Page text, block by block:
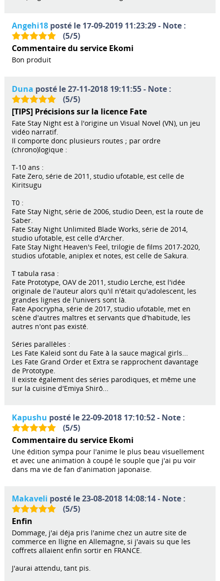
Angehi18posté le 17-09-2019 11:23:29 - Note :
(5/5)
Commentaire du service Ekomi
Bon produit
Duna posté le 27-11-2018 19:11:55 - Note :
(5/5)
[TIPS] Précisions sur la licence Fate
Fate Stay Night est à l'origine un Visual Novel (VN), un jeu
vidéo narratif.
Il comporte donc plusieurs routes ; par ordre
(chrono)logique :
T-10 ans :
Fate Zero, série de 2011, studio ufotable, est celle de
Kiritsugu
T0 :
Fate Stay Night, série de 2006, studio Deen, est la route de
Saber.
Fate Stay Night Unlimited Blade Works, série de 2014,
studio ufotable, est celle d'Archer.
Fate Stay Night Heaven's Feel, trilogie de films 2017-2020,
studios ufotable, aniplex et notes, est celle de Sakura.
T tabula rasa :
Fate Prototype, OAV de 2011, studio Lerche, est l'idée
originale de l'auteur alors qu'il n'était qu'adolescent, les
grandes lignes de l'univers sont là.
Fate Apocrypha, série de 2017, studio ufotable, met en
scène d'autres maîtres et servants que d'habitude, les
autres n'ont pas existé.
Séries parallèles :
Les Fate Kaleid sont du Fate à la sauce magical girls...
Les Fate Grand Order et Extra se rapprochent davantage
de Prototype.
Il existe également des séries parodiques, et même une
sur la cuisine d'Emiya Shirô...
Kapushu posté le 22-09-2018 17:10:52 - Note :
(5/5)
Commentaire du service Ekomi
Une édition sympa pour l'anime le plus beau visuellement
et avec une animation à coupé le souple que j'ai pu voir
dans ma vie de fan d'animation japonaise.
Makaveli posté le 23-08-2018 14:08:14 - Note :
(5/5)
Enfin
Dommage, j'ai déja pris l'anime chez un autre site de
commerce en lligne en Allemagne, si j'avais su que les
coffrets allaient enfin sortir en FRANCE.
J'aurai attendu, tant pis.